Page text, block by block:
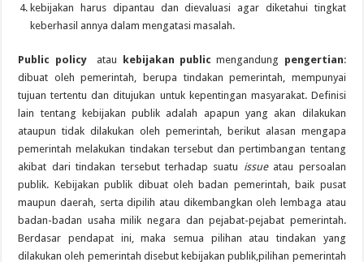
kebijakan harus dipantau dan dievaluasi agar diketahui tingkat
keberhasil annya dalam mengatasi masalah.
Public policy atau kebijakan public mengandung pengertian:
dibuat oleh pemerintah, berupa tindakan pemerintah, mempunyai
tujuan tertentu dan ditujukan untuk kepentingan masyarakat. Definisi
lain tentang kebijakan publik adalah apapun yang akan dilakukan
ataupun tidak dilakukan oleh pemerintah, berikut alasan mengapa
pemerintah melakukan tindakan tersebut dan pertimbangan tentang
akibat dari tindakan tersebut terhadap suatu issueatau persoalan
publik. Kebijakan publik dibuat oleh badan pemerintah, baik pusat
maupun daerah, serta dipilih atau dikembangkan oleh lembaga atau
badan-badan usaha milik negara dan pejabat-pejabat pemerintah.
Berdasar pendapat ini, maka semua pilihan atau tindakan yang
dilakukan oleh pemerintah disebut kebijakan publik,pilihan pemerintah